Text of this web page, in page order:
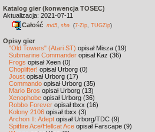
Katalog gier (konwencja TOSEC)
Aktualizacja: 2021-07-11
Całość md5 sha (7-Zip TUGZip)
Opisy gier
"Old Towers" (Atari ST) opisał Misza (19)
Submarine Commander opisał Kaz (36)
Frogs opisał Xeen (0)
Choplifter! opisał Urborg (0)
Joust opisał Urborg (17)
Commando opisał Urborg (35)
Mario Bros opisał Urborg (13)
Xenophobe opisał Urborg (36)
Robbo Forever opisał tbxx (16)
Kolony 2106 opisał tbxx (3)
Archon II: Adept opisał Urborg/TDC (9)
Spitfire Ace/Hellcat Ace opisał Farscape (9)